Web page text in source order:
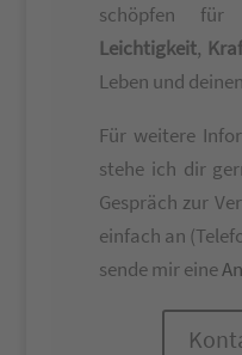
schöpfen
Leichtigkeit,
Leben und
Für weitere
stehe ich dir
Gespräch zur
einfach an
sende mir eine